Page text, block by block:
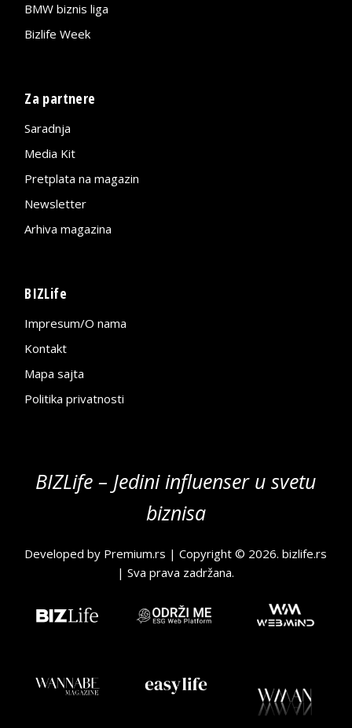
BMW biznis liga
Bizlife Week
Za partnere
Saradnja
Media Kit
Pretplata na magazin
Newsletter
Arhiva magazina
BIZLife
Impresum/O nama
Kontakt
Mapa sajta
Politika privatnosti
BIZLife – Jedini influenser u svetu
biznisa
Developed by Premium.rs | Copyright © 2026.bizlife.rs
| Sva prava zadržana.